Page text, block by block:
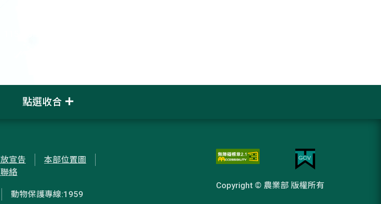
點選收合
宣告
本部位置圖
絡
動物保護專線:1959
Copyright © 農業部 版權所有